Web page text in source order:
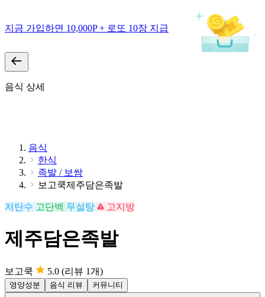
지금 가입하면 10,000P + 로또 10장 지급
음식 상세
음식
한식
족발 / 보쌈
보고쿡제주담은족발
저탄수 고단백 무설탕 고지방
제주담은족발
보고쿡 5.0 (리뷰 1개)
영양성분 음식 리뷰 커뮤니티